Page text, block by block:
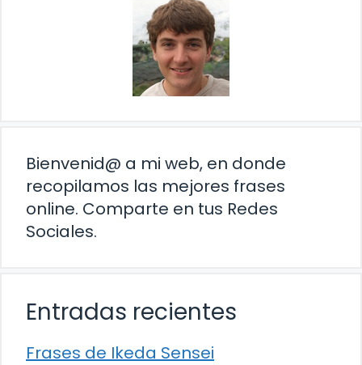
Bienvenid@ a mi web, en donde
recopilamos las mejores frases
online. Comparte en tus Redes
Sociales.
Entradas recientes
Frases de Ikeda Sensei